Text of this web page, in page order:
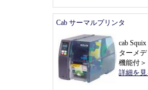
Cab サーマルプリンタ
cab
ターメ
機能付
詳細を